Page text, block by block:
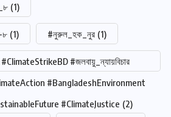
(1)
৮ (1) #নুরুল_হক_নুর (1)
#ClimateStrikeBD #জলবায়ু_ন্যায়বিচার
#BangladeshEnvironment
#ClimateJustice (2)